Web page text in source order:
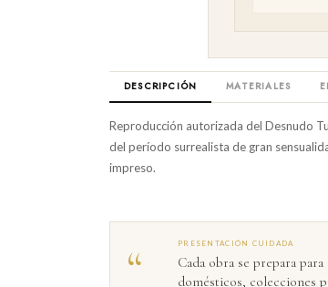
DESCRIPCIÓN MATERIALES
Reproducción autorizada del Desnudo
del período surrealista de gran
impreso.
“ PRESENTACIÓN CUIDADA
Cada obra se prepara
domésticos, colecciones